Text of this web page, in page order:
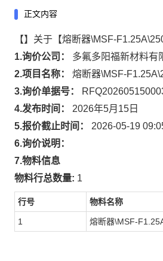
正文内容
【】关于【熔断器\MSF-
1.询价公司： 多氟多阳福新材料有
2.项目名称： 熔断器\MSF-
3.询价单据号：
4.发布时间： 2026年5月15日
5.报价截止时间： 2026-05-19
6.询价说明：
7.物料信息
物料行总数量: 1
行号 物料名称
1 熔断器\MSF-